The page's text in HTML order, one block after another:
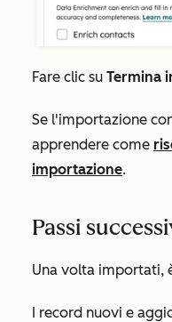
Fare clic su Termina
Se l'importazione
apprendere come
importazione.
Passi
Una volta importati,
I record nuovi e